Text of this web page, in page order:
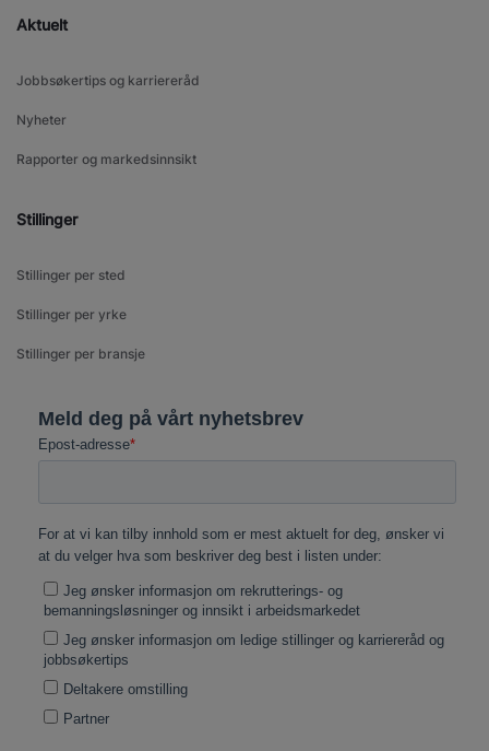
Aktuelt
Jobbsøkertips og karriereråd
Nyheter
Rapporter og markedsinnsikt
Stillinger
Stillinger per sted
Stillinger per yrke
Stillinger per bransje